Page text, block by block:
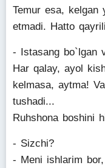
Temur esa, kelgan
etmadi. Hatto
- Istasang bo`lgan
Har qalay, ayol
kelmasa, aytma!
tushadi...
Ruhshona boshini
- Sizchi?
- Meni ishlarim